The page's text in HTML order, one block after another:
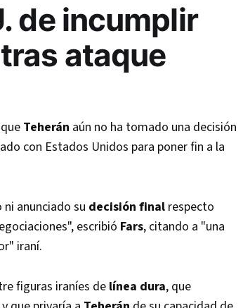
de incumplir
ataque
Teherán aún no ha tomado una decisión
con Estados Unidos para poner fin a la
anunciado su decisión final respecto
escribió Fars, citando a "una
iraní.
figuras iraníes de línea dura, que